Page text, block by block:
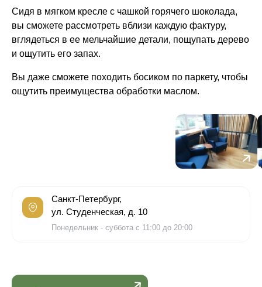
Сидя в мягком кресле с чашкой горячего шоколада,
вы сможете рассмотреть вблизи каждую фактуру,
вглядеться в ее мельчайшие детали, пощупать дерево
и ощутить его запах.
Вы даже сможете походить босиком по паркету, чтобы
ощутить преимущества обработки маслом.
Санкт-Петербург,
ул. Студенческая, д. 10
Понедельник - суббота с 11:00 до 20:00